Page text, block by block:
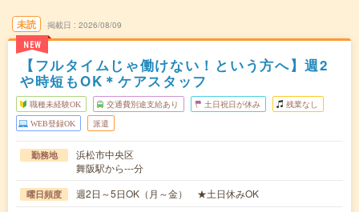
未読
NEW
掲載日 2026/08/09
【フルタイムじゃ働けない！という方へ】週2
や時短もOK＊ケアスタッフ
職種未経験OK 交通費別途支給あり 土日祝日が休み 残業なし
WEB登録OK 派遣
勤務地
浜松市中央区
舞阪駅から---分
曜日頻度 週2日～5日OK（月～金） ★土日休みOK